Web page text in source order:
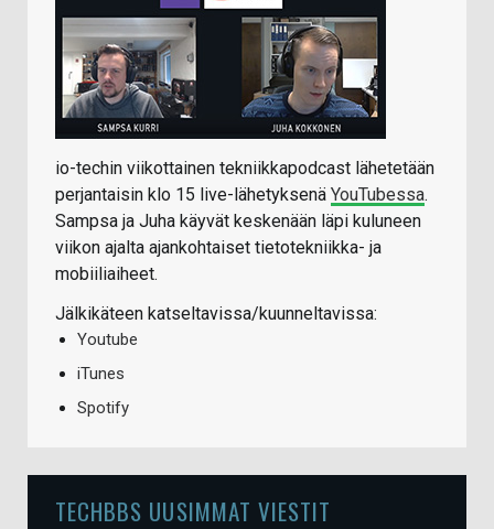
io-techin viikottainen tekniikkapodcast lähetetään
perjantaisin klo 15 live-lähetyksenä YouTubessa.
Sampsa ja Juha käyvät keskenään läpi kuluneen
viikon ajalta ajankohtaiset tietotekniikka- ja
mobiiliaiheet.
Jälkikäteen katseltavissa/kuunneltavissa:
Youtube
iTunes
Spotify
TECHBBS UUSIMMAT VIESTIT